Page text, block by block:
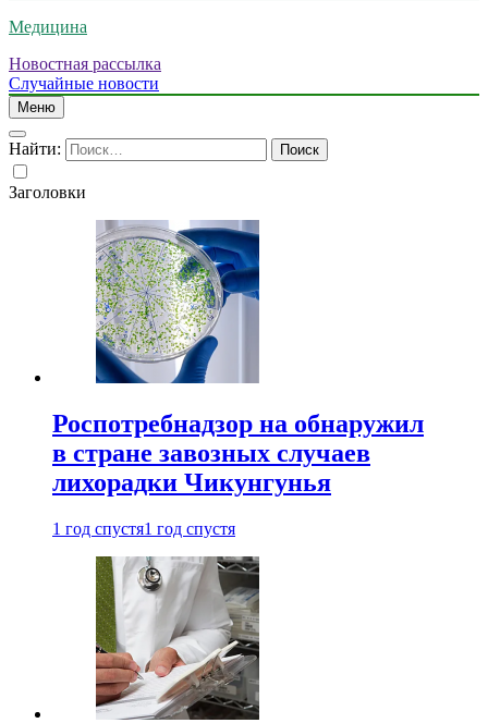
Медицина
Новостная рассылка
Случайные новости
Меню
Найти:
Заголовки
Роспотребнадзор на обнаружил
в стране завозных случаев
лихорадки Чикунгунья
1 год спустя1 год спустя